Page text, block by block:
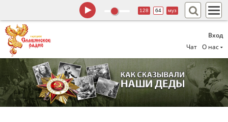
Вход
Чат
О нас
128 64 муз